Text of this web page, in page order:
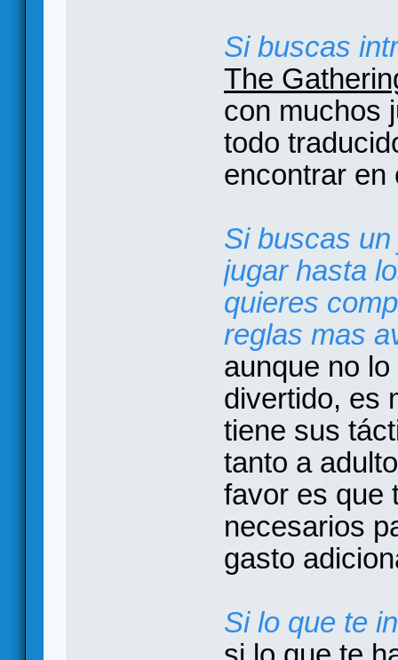
Si buscas
The
con muchos
todo
encontrar en
Si buscas
jugar hasta
quieres
reglas mas
aunque no
divertido, es
tiene sus
tanto a
favor es que
necesarios
gasto
Si lo que te